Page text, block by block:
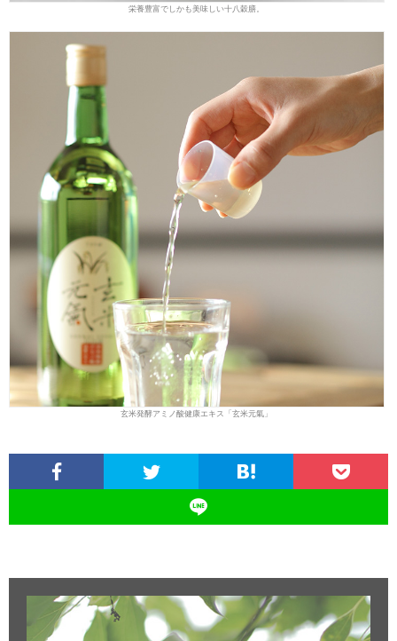
栄養豊富でしかも美味しい十八穀膳。
玄米発酵アミノ酸健康エキス「玄米元氣」